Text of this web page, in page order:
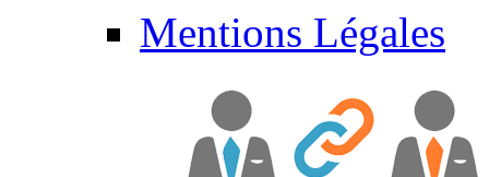
Mentions Légales